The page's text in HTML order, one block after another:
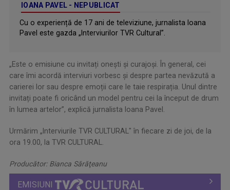
IOANA PAVEL - NEPUBLICAT
Cu o experiență de 17 ani de televiziune, jurnalista Ioana
Pavel este gazda „Interviurilor TVR Cultural”.
„Este o emisiune cu invitați onești și curajoși. În general, cei
care îmi acordă interviuri vorbesc și despre partea nevăzută a
carierei lor sau despre emoții care le taie respirația. Unul dintre
invitați poate fi oricând un model pentru cei la început de drum
în lumea artelor”, explică jurnalista Ioana Pavel.
Urmărim „Interviurile TVR CULTURAL" în fiecare zi de joi, de la
ora 19.00, la TVR CULTURAL.
Producător: Bianca Sărăţeanu
EMISIUNI